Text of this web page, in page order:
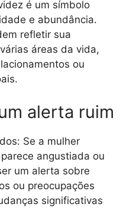
é um símbolo
e abundância.
refletir sua
áreas da vida,
ou
alerta ruim
Se a mulher
angustiada ou
um alerta sobre
ou preocupações
significativas